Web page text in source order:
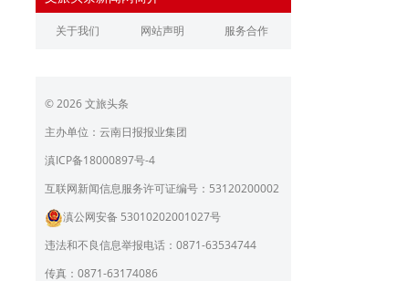
江西省文化和旅游厅 河南省文化和旅游厅
广东省文化和旅游厅
育厅
陕西省文化和旅游厅 甘肃省文化和旅游厅
青海省文化和旅游厅
宁夏回族自治区文化和旅
北京市文旅局
上海市文化和旅游局
关于我们 网站声明 服务合作
© 2026 文旅头条
主办单位：云南日报报业集团
滇ICP备18000897号-4
互联网新闻信息服务许可证编号：53120200002
滇公网安备 53010202001027号
违法和不良信息举报电话：0871-63534744
传真：0871-63174086